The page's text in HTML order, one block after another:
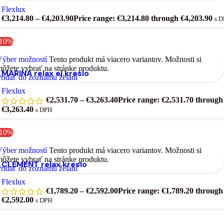
Flexlux
€3,214.80 – €4,203.90Price range: €3,214.80 through €4,203.90 s
možností Tento produkt má viacero variantov. Možnosti si
vybrať na stránke produktu.
do zoznamu želaní
MARINA relax el.kreslo
Flexlux
€2,531.70 – €3,263.40Price range: €2,531.70 through
€3,263.40 s DPH
možností Tento produkt má viacero variantov. Možnosti si
vybrať na stránke produktu.
do zoznamu želaní
CLEMENT relax kreslo
Flexlux
€1,789.20 – €2,592.00Price range: €1,789.20 through
€2,592.00 s DPH